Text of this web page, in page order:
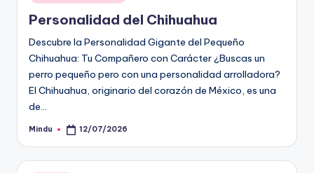
en
Personalidad del Chihuahua
Descubre la Personalidad Gigante del Pequeño
Chihuahua: Tu Compañero con Carácter ¿Buscas un
perro pequeño pero con una personalidad arrolladora?
El Chihuahua, originario del corazón de México, es una
de…
Publicado
Mindu 12/07/2026